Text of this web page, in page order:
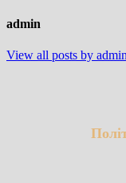
admin
View all posts by